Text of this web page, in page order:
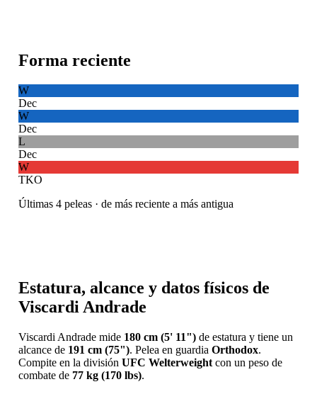
Forma reciente
W
Dec
W
Dec
L
Dec
W
TKO
Últimas 4 peleas · de más reciente a más antigua
Estatura, alcance y datos físicos de
Viscardi Andrade
Viscardi Andrade mide 180 cm (5' 11")de estatura y tiene un
alcance de 191 cm (75"). Pelea en guardia Orthodox.
Compite en la división UFC Welterweightcon un peso de
combate de 77 kg (170 lbs).